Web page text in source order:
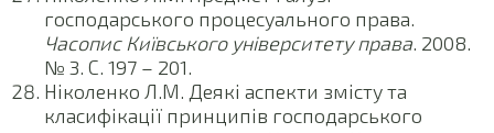
господарського процесуального права.
Часопис Київського університету права. 2008.
№ 3. С. 197 – 201.
Ніколенко Л.М. Деякі аспекти змісту та
класифікації принципів господарського